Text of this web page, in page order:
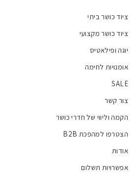
ציוד כושר ביתי
ציוד כושר מקצועי
יוגה ופילאטיס
אומנויות לחימה
SALE
צור קשר
הקמה וליווי של חדרי כושר
הצטרפו למהפכת B2B
אודות
אפשרויות תשלום